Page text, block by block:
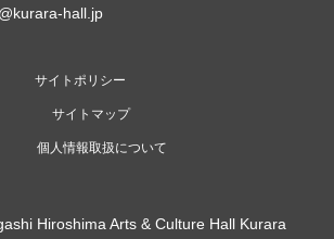
hall.jp
サイトポリシー
サイトマップ
個人情報取扱について
Hiroshima Arts & Culture Hall Kurara